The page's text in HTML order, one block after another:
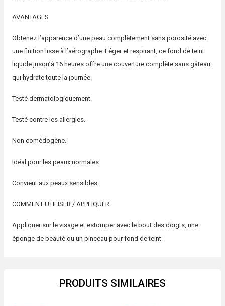
AVANTAGES
Obtenez l’apparence d’une peau complètement sans porosité avec
une finition lisse à l’aérographe. Léger et respirant, ce fond de teint
liquide jusqu’à 16 heures offre une couverture complète sans gâteau
qui hydrate toute la journée.
Testé dermatologiquement.
Testé contre les allergies.
Non comédogène.
Idéal pour les peaux normales.
Convient aux peaux sensibles.
COMMENT UTILISER / APPLIQUER
Appliquer sur le visage et estomper avec le bout des doigts, une
éponge de beauté ou un pinceau pour fond de teint.
PRODUITS SIMILAIRES